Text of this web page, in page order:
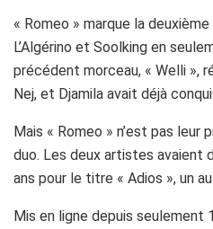
« Romeo » marque la
L’Algérino et Soolking en
précédent morceau, « Welli »,
Nej, et Djamila avait déjà
Mais « Romeo » n’est pas leur
duo. Les deux artistes avaient
ans pour le titre « Adios », un
Mis en ligne depuis seulement